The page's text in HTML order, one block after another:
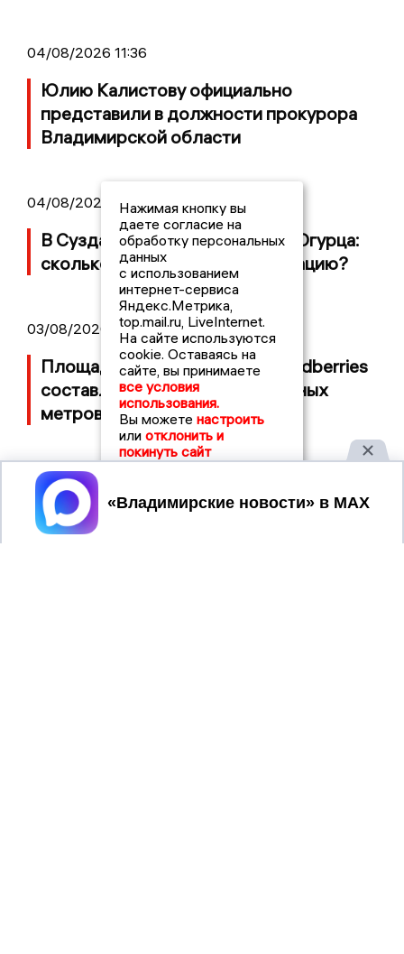
04/08/2026 11:36
Юлию Калистову официально
представили в должности прокурора
Владимирской области
04/08/2026 09:01
В Суздале прошёл Фестиваль Огурца:
сколько потратили на организацию?
03/08/2026 14:13
Площадь пожара на складе Wildberries
составляет 100 тысяч квадратных
метров
ВЛАДИМИРСКИЕ
Нажимая кнопку вы
даете согласие на
обработку персональных
данных
с использованием
интернет-сервиса
Яндекс.Метрика,
top.mail.ru, LiveInternet.
На сайте используются
cookie. Оставаясь на
сайте, вы принимаете
все условия
использования.
Вы можете настроить
или отклонить и
покинуть сайт
Принять